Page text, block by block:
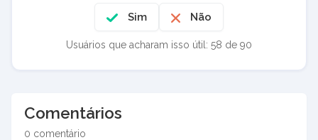
Sim Não
Usuários que acharam isso útil: 58 de 90
Comentários
0 comentário